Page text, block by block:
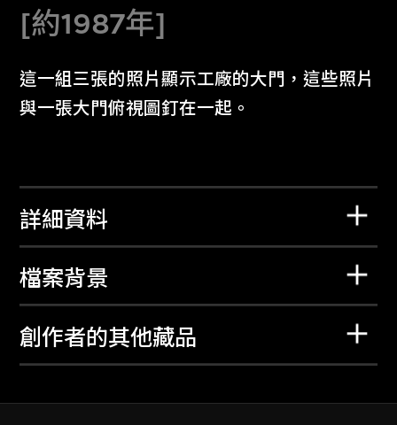
[約1987年]
這一組三張的照片顯示工廠的大門，這些照片
與一張大門俯視圖釘在一起。
詳細資料
檔案背景
創作者的其他藏品